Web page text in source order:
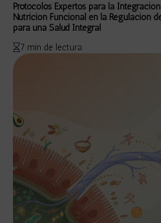
Protocolos Expertos para la
Nutrición Funcional en la Regulación
para una Salud Integral
7 min de lectura